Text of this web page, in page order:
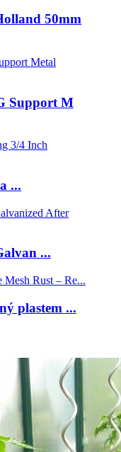
50mm
Support M
...
...
plastem ...